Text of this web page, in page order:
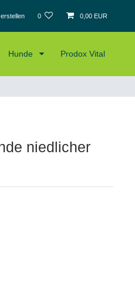
0 0,00 EUR
Hunde Prodox Vital
niedlicher